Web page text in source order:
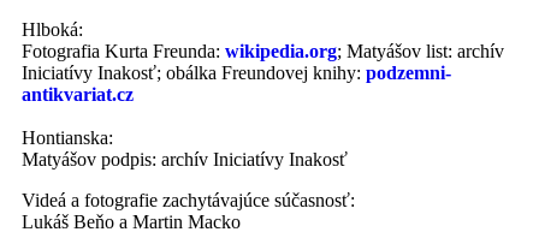
Hlboká:
Fotografia Kurta Freunda: wikipedia.org; Matyášov list: archív
Iniciatívy Inakosť; obálka Freundovej knihy: podzemni-
antikvariat.cz
Hontianska:
Matyášov podpis: archív Iniciatívy Inakosť
Videá a fotografie zachytávajúce súčasnosť:
Lukáš Beňo a Martin Macko